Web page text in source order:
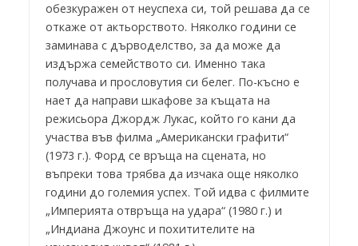
обезкуражен от неуспеха си, той решава да се
откаже от актьорството. Няколко години се
заминава с дърводелство, за да може да
издържа семейството си. Именно така
получава и прословутия си белег. По-късно е
нает да направи шкафове за къщата на
режисьора Джордж Лукас, който го кани да
участва във филма „Американски графити“
(1973 г.). Форд се връща на сцената, но
въпреки това трябва да изчака още няколко
години до големия успех. Той идва с филмите
„Империята отвръща на удара“ (1980 г.) и
„Индиана Джоунс и похитителите на